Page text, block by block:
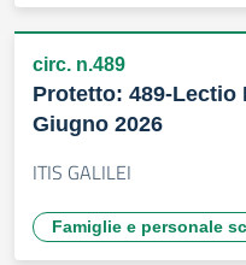
circ. n.489
Protetto: 489-Lectio
Giugno 2026
ITIS GALILEI
Famiglie e personale